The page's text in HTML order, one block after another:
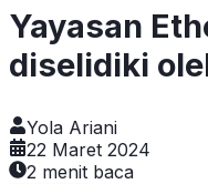
Yayasan
diselidiki
Yola Ariani
22 Maret 2024
2 menit baca